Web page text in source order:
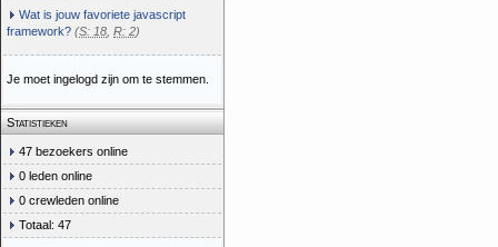
Wat is jouw favoriete javascript
framework? (S: 18 R: 2)
Je moet ingelogd zijn om te stemmen.
Statistieken
47 bezoekers online
0 leden online
0 crewleden online
Totaal: 47